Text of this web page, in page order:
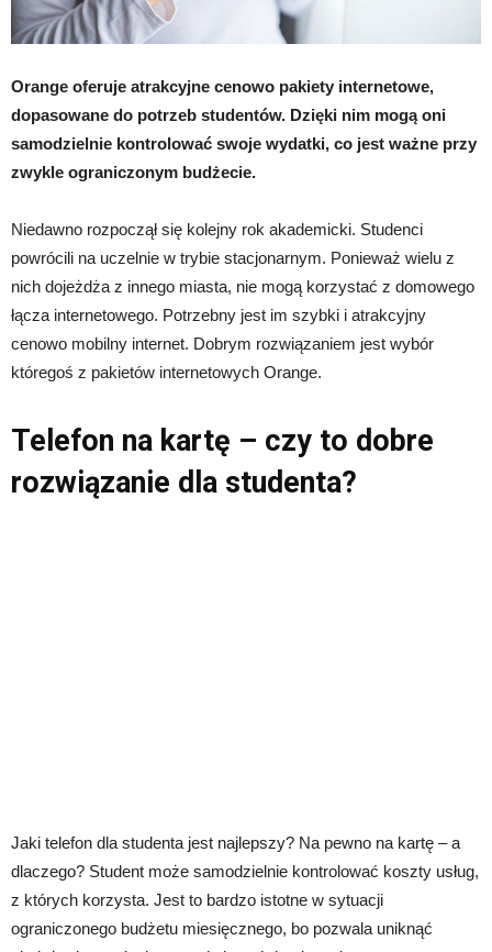
Orange oferuje atrakcyjne cenowo pakiety internetowe,
dopasowane do potrzeb studentów. Dzięki nim mogą oni
samodzielnie kontrolować swoje wydatki, co jest ważne przy
zwykle ograniczonym budżecie.
Niedawno rozpoczął się kolejny rok akademicki. Studenci
powrócili na uczelnie w trybie stacjonarnym. Ponieważ wielu z
nich dojeżdża z innego miasta, nie mogą korzystać z domowego
łącza internetowego. Potrzebny jest im szybki i atrakcyjny
cenowo mobilny internet. Dobrym rozwiązaniem jest wybór
któregoś z pakietów internetowych Orange.
Telefon na kartę – czy to dobre
rozwiązanie dla studenta?
Jaki telefon dla studenta jest najlepszy? Na pewno na kartę – a
dlaczego? Student może samodzielnie kontrolować koszty usług,
z których korzysta. Jest to bardzo istotne w sytuacji
ograniczonego budżetu miesięcznego, bo pozwala uniknąć